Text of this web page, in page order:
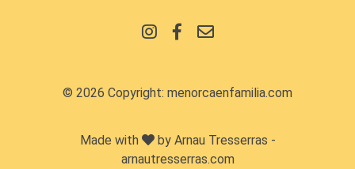
© 2026 Copyright: menorcaenfamilia.com
Made with
by Arnau Tresserras -
arnautresserras.com